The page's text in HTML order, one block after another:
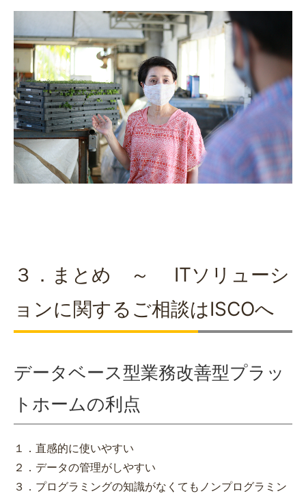
３．まとめ ～ ITソリューシ
ョンに関するご相談はISCOへ
データベース型業務改善型プラッ
トホームの利点
１．直感的に使いやすい
２．データの管理がしやすい
３．プログラミングの知識がなくてもノンプログラミン